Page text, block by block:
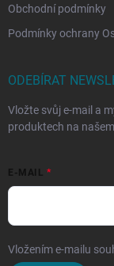
Obchodní podmínky
Podmínky ochrany
ODEBÍRAT
Vložte svůj e-mail a
produktech na
E-MAIL
Vložením e-mailu